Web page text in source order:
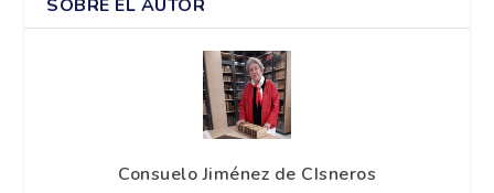
SOBRE EL AUTOR
Consuelo Jiménez de CIsneros